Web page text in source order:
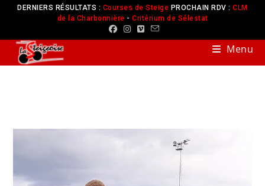
DERNIERS RÉSULTATS : Courses de Steige PROCHAIN RDV :CLM
de la Charbonnière - Critérium de Sélestat
Menu